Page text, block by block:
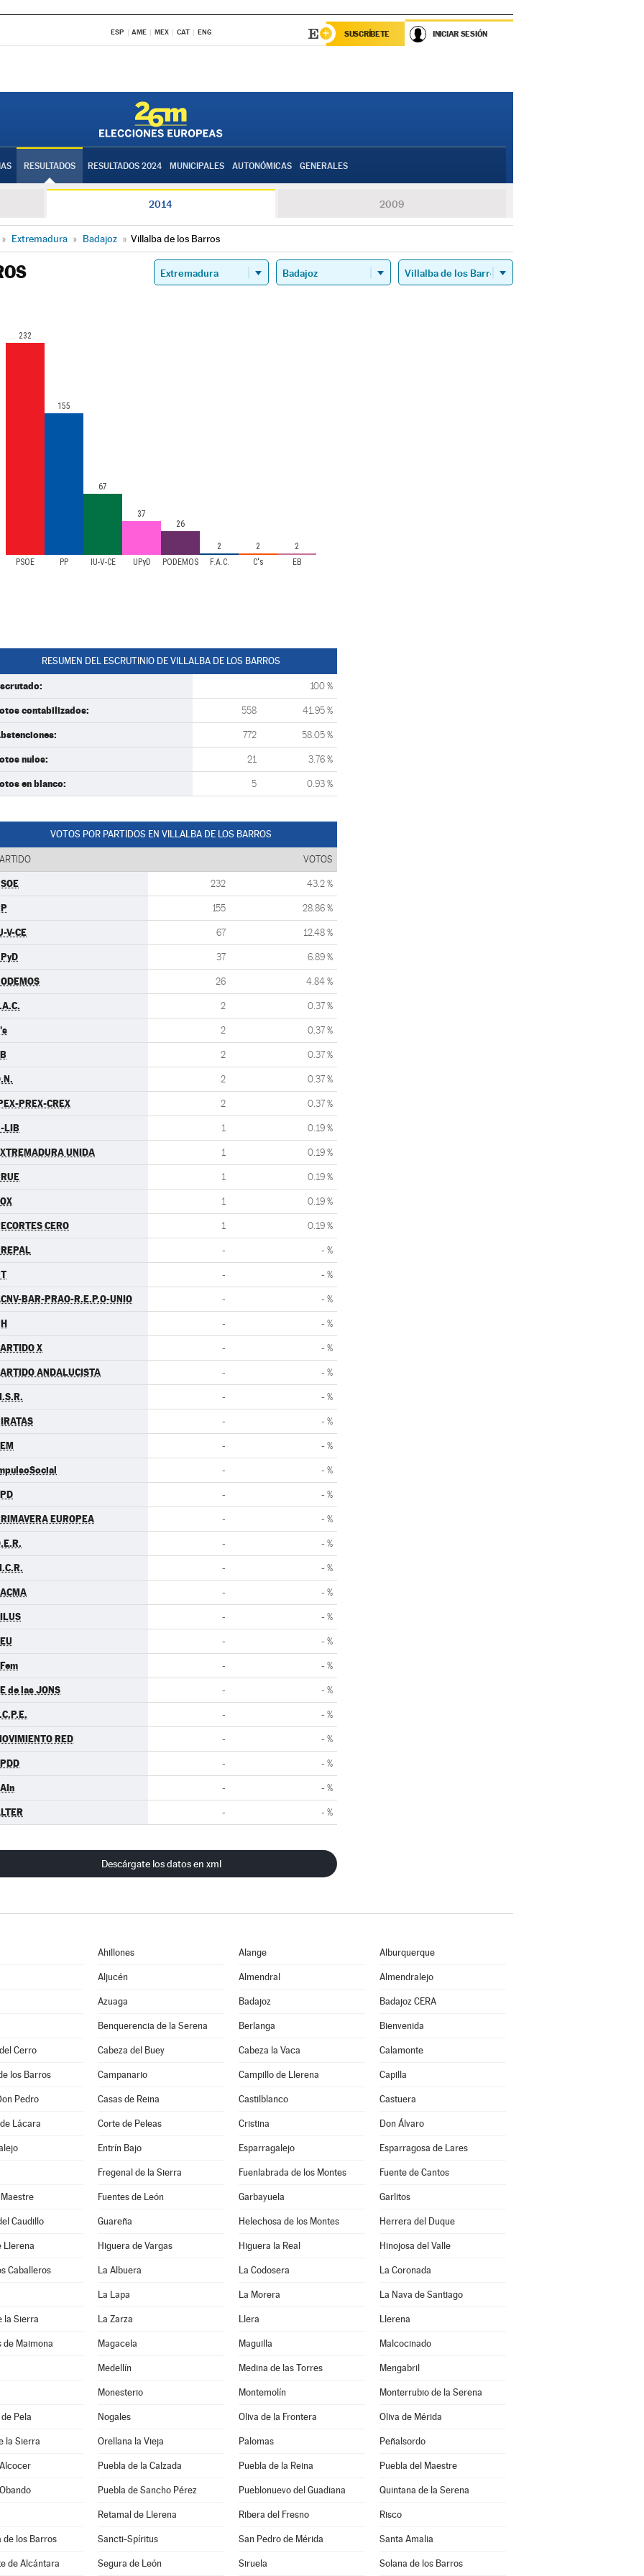
ESP AME MEX CAT ENG SUSCRÍBETE INICIAR SESIÓN
RESULTADOS RESULTADOS 2024 MUNICIPALES AUTONÓMICAS GENERALES
2014 2009
» Extremadura » Badajoz » Villalba de los Barros
PSOE PP IU-V-CE UPyD PODEMOS F.A.C. C's EB
232
155
67
37
26
2 2 2
RESUMEN DEL ESCRUTINIO DE VILLALBA DE LOS BARROS
100 %
contabilizados: 558 41.95 %
772 58.05 %
nulos: 21 3.76 %
en blanco: 5 0.93 %
VOTOS POR PARTIDOS EN VILLALBA DE LOS BARROS
VOTOS
232 43.2 %
155 28.86 %
V-CE 67 12.48 %
37 6.89 %
26 4.84 %
2 0.37 %
2 0.37 %
2 0.37 %
2 0.37 %
PREX-CREX 2 0.37 %
LIB 1 0.19 %
UNIDA 1 0.19 %
1 0.19 %
1 0.19 %
CERO 1 0.19 %
- - %
- - %
BAR-PRAO-R.E.P.O-UNIO - - %
- - %
X - - %
ANDALUCISTA - - %
- - %
- - %
- - %
- - %
- - %
EUROPEA - - %
- - %
- - %
- - %
- - %
- - %
- - %
de las JONS - - %
- - %
RED - - %
- - %
- - %
- - %
Descárgate los datos en xml
Ahillones Alange Alburquerque
Aljucén Almendral Almendralejo
Azuaga Badajoz Badajoz CERA
Benquerencia de la Serena Berlanga Bienvenida
Cerro Cabeza del Buey Cabeza la Vaca Calamonte
los Barros Campanario Campillo de Llerena Capilla
Pedro Casas de Reina Castilblanco Castuera
Lácara Corte de Peleas Cristina Don Álvaro
Entrín Bajo Esparragalejo Esparragosa de Lares
Fregenal de la Sierra Fuenlabrada de los Montes Fuente de Cantos
Fuentes de León Garbayuela Garlitos
Caudillo Guareña Helechosa de los Montes Herrera del Duque
Llerena Higuera de Vargas Higuera la Real Hinojosa del Valle
Caballeros La Albuera La Codosera La Coronada
La Lapa La Morera La Nava de Santiago
la Sierra La Zarza Llera Llerena
de Maimona Magacela Maguilla Malcocinado
Medellín Medina de las Torres Mengabril
Monesterio Montemolín Monterrubio de la Serena
Pela Nogales Oliva de la Frontera Oliva de Mérida
la Sierra Orellana la Vieja Palomas Peñalsordo
Puebla de la Calzada Puebla de la Reina Puebla del Maestre
Puebla de Sancho Pérez Pueblonuevo del Guadiana Quintana de la Serena
Retamal de Llerena Ribera del Fresno Risco
de los Barros Sancti-Spíritus San Pedro de Mérida Santa Amalia
de Alcántara Segura de León Siruela Solana de los Barros